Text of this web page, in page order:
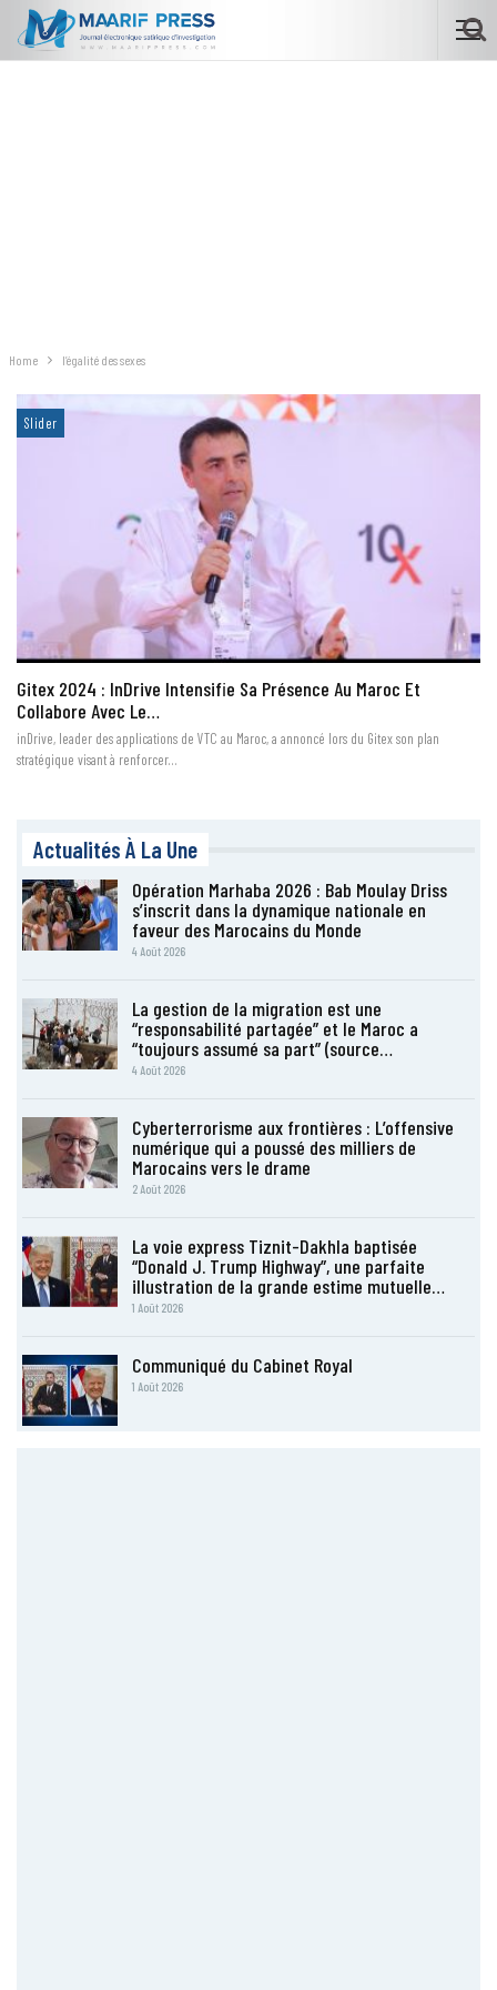
Home l’égalité des sexes
Slider
Gitex 2024 : InDrive Intensifie Sa Présence Au Maroc Et
Collabore Avec Le…
inDrive, leader des applications de VTC au Maroc, a annoncé lors du Gitex son plan
stratégique visant à renforcer…
Actualités À La Une
Opération Marhaba 2026 : Bab Moulay Driss
s’inscrit dans la dynamique nationale en
faveur des Marocains du Monde
4 Août 2026
La gestion de la migration est une
“responsabilité partagée” et le Maroc a
“toujours assumé sa part” (source…
4 Août 2026
Cyberterrorisme aux frontières : L’offensive
numérique qui a poussé des milliers de
Marocains vers le drame
2 Août 2026
La voie express Tiznit-Dakhla baptisée
“Donald J. Trump Highway”, une parfaite
illustration de la grande estime mutuelle…
1 Août 2026
Communiqué du Cabinet Royal
1 Août 2026